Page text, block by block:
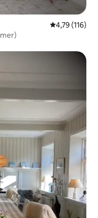
Gemiddelde
4,79 (116)